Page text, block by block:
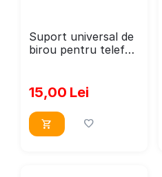
Suport universal de
birou pentru telefon
dimensiune 20x11
cm
15,00 Lei